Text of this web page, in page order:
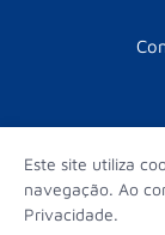
Este site utiliza
navegação. Ao
Privacidade.